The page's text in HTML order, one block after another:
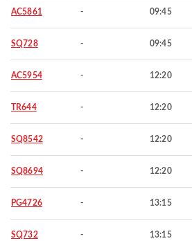
AC5861 - 09:45
SQ728 - 09:45
AC5954 - 12:20
TR644 - 12:20
SQ8542 - 12:20
SQ8694 - 12:20
PG4726 - 13:15
SQ732 - 13:15